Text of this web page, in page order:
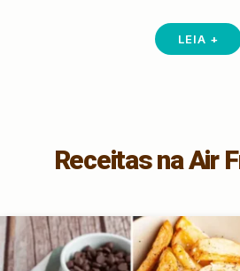
LEIA +
Receitas na Air